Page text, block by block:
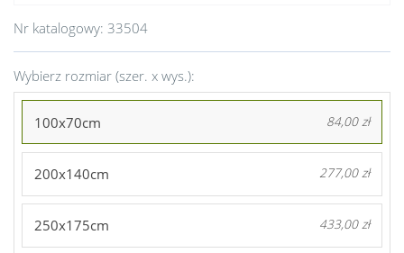
Nr katalogowy: 33504
Wybierz rozmiar (szer. x wys.):
100x70cm 84,00 zł
200x140cm 277,00 zł
250x175cm 433,00 zł